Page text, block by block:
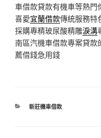
車借款貸款有機車等熱
喜愛宜蘭借款傳統服務特
採購專精玻尿酸‬精雕淚溝
南區汽機車借款專案貸款
薦借錢急用錢
分
新莊機車借款